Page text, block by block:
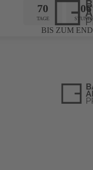
70
TAGE
06
BIS ZUM